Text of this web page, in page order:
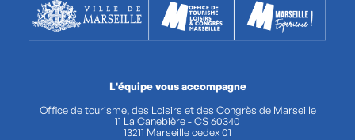
L'équipe vous accompagne
Office de tourisme, des Loisirs et des Congrès de Marseille
11 La Canebière - CS 60340
13211 Marseille cedex 01